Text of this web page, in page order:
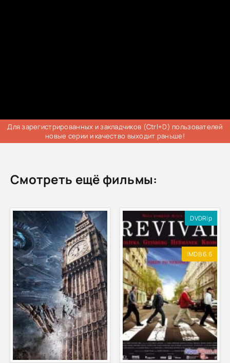
Для зарегистрированных и закладчиков (Ctrl+D) пользователей
новые серии и качество выходит раньше!
Смотреть ещё фильмы:
DVDRip
IMDB 6.6